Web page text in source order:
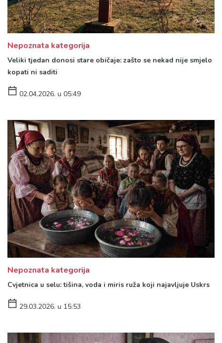
Nepoznata kategorija
Veliki tjedan donosi stare običaje: zašto se nekad nije smjelo
kopati ni saditi
02.04.2026. u 05:49
Nepoznata kategorija
Cvjetnica u selu: tišina, voda i miris ruža koji najavljuje Uskrs
29.03.2026. u 15:53